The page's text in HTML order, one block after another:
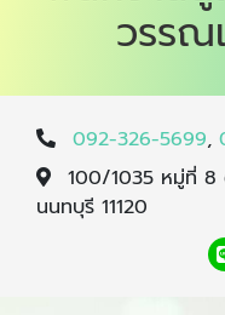
วรรณ
092-326-5699,
100/1035 หมู่ที่ 8
นนทบุรี 11120